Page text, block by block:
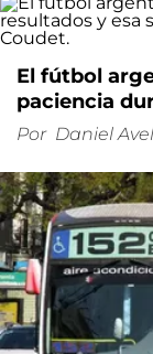
El fútbol
paciencia
Por Daniel